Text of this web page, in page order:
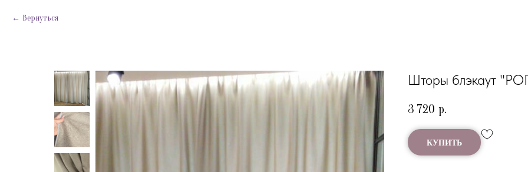
Вернуться
Шторы блэкаут
3 720 р.
КУПИТЬ